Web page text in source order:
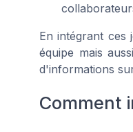
En intégrant ces
équipe mais
d'informations
Comment